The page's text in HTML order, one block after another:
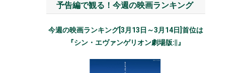
予告編で観る！今週の映画ランキング
今週の映画ランキング[3月13日～3月14日]首位は
『シン・エヴァンゲリオン劇場版:||』